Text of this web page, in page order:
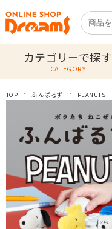
カテゴリーで探す
CATEGORY
TOP ふんばるず PEANUTS